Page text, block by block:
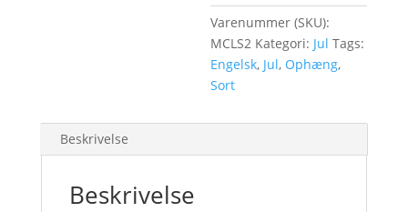
antal
Varenummer (SKU):
MCLS2 Kategori: Jul Tags:
Engelsk, Jul, Ophæng,
Sort
Beskrivelse
Beskrivelse